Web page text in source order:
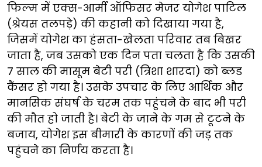
फिल्म में एक्स-आर्मी ऑफिसर मेजर योगेश पाटिल
(श्रेयस तलपड़े) की कहानी को दिखाया गया है,
जिसमें योगेश का हंसता-खेलता परिवार तब बिखर
जाता है, जब उसको एक दिन पता चलता है कि उसकी
7 साल की मासूम बेटी परी (त्रिशा शारदा) को ब्लड
कैंसर हो गया है। उसके उपचार के लिए आर्थिक और
मानसिक संघर्ष के चरम तक पहुंचने के बाद भी परी
की मौत हो जाती है। बेटी के जाने के गम से टूटने के
बजाय, योगेश इस बीमारी के कारणों की जड़ तक
पहुंचने का निर्णय करता है।